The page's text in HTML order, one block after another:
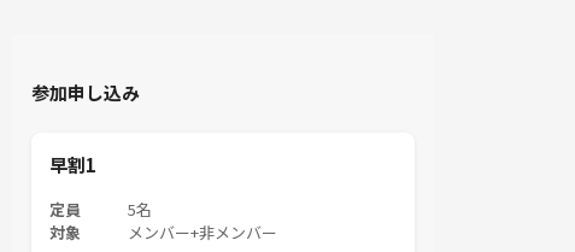
参加申し込み
早割1
定員 5名
対象 メンバー+非メンバー